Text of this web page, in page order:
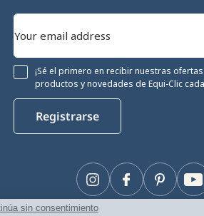
Continúa sin consentimiento
¡Sé el primero en recibir nuestras
productos y novedades de Equi-Clic
Registrarse
Facebook
Instagram